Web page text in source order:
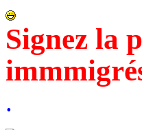
Signez la
.